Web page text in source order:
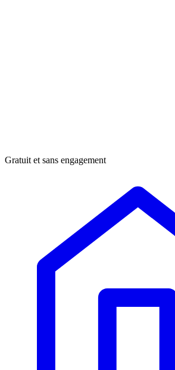
Gratuit et sans engagement